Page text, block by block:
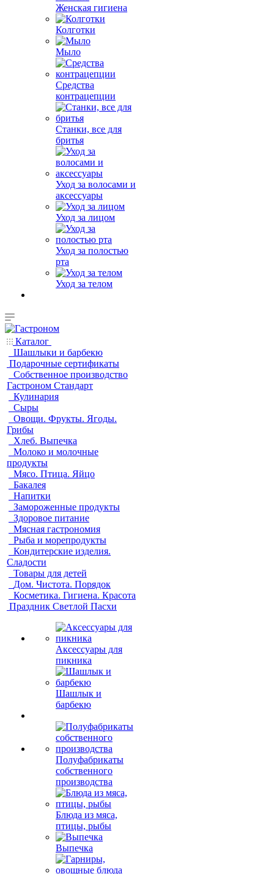
Женская гигиена
Колготки
Мыло
Средства
контрацепции
Станки, все для
бритья
Уход за волосами и
аксессуары
Уход за лицом
Уход за полостью
рта
Уход за телом
Каталог
Шашлыки и барбекю
Подарочные сертификаты
Собственное производство
Гастроном Стандарт
Кулинария
Сыры
Овощи. Фрукты. Ягоды.
Грибы
Хлеб. Выпечка
Молоко и молочные
продукты
Мясо. Птица. Яйцо
Бакалея
Напитки
Замороженные продукты
Здоровое питание
Мясная гастрономия
Рыба и морепродукты
Кондитерские изделия.
Сладости
Товары для детей
Дом. Чистота. Порядок
Косметика. Гигиена. Красота
Праздник Светлой Пасхи
Аксессуары для
пикника
Шашлык и
барбекю
Полуфабрикаты
собственного
производства
Блюда из мяса,
птицы, рыбы
Выпечка